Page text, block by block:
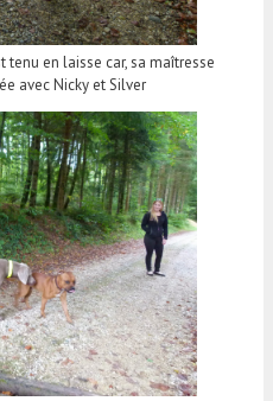
tenu en laisse car, sa maîtresse
avec Nicky et Silver